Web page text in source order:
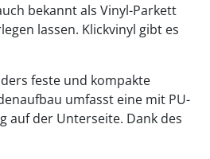
bekannt als Vinyl-Parkett
lassen. Klickvinyl gibt es
feste und kompakte
umfasst eine mit PU-
auf der Unterseite. Dank des